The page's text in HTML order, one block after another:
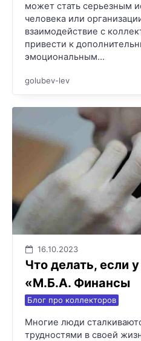
может стать серьезным
человека или
взаимодействие с
привести к
эмоциональным…
golubev-lev
16.10.2023
Что делать, если
«М.Б.А. Финансы
Блог про коллекторов
Многие люди
трудностями в своей